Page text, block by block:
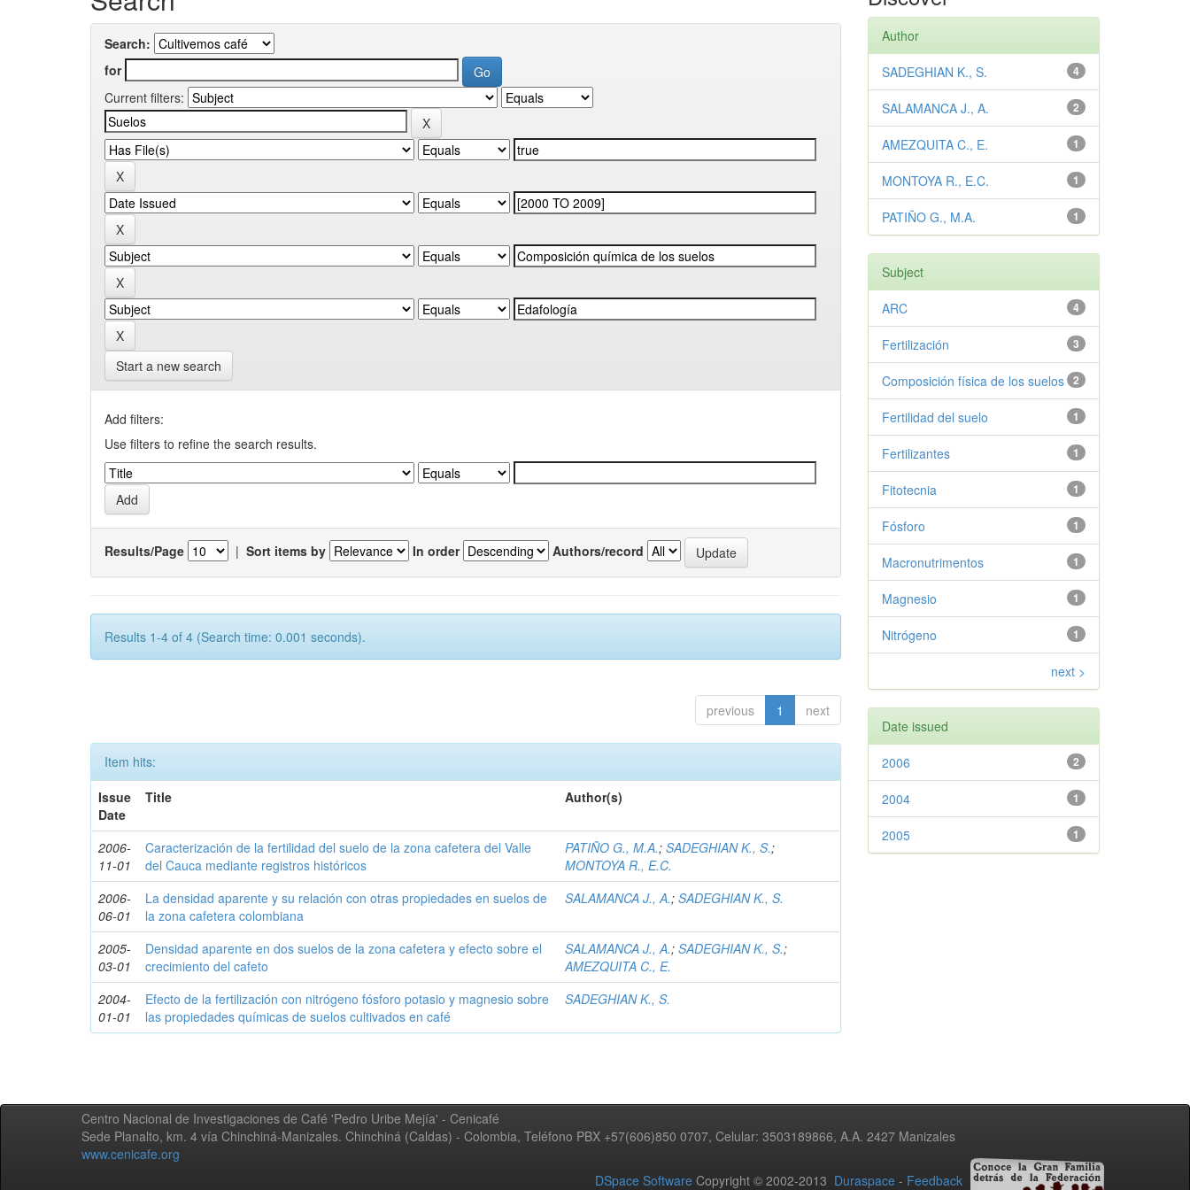
Search:
for
Current filters:
Start a new search
Add filters:
Use filters to refine the search results.
Results/Page | Sort items by In order Authors/record
Results 1-4 of 4 (Search time: 0.001 seconds).
previous 1 next
Item hits:
Issue
Date
Title Author(s)
2006-
11-01
Caracterización de la fertilidad del suelo de la zona cafetera del Valle
del Cauca mediante registros históricos
PATIÑO G., M.A.;SADEGHIAN K., S.;
MONTOYA R., E.C.
2006-
06-01
La densidad aparente y su relación con otras propiedades en suelos de
la zona cafetera colombiana
SALAMANCA J., A.;SADEGHIAN K., S.
2005-
03-01
Densidad aparente en dos suelos de la zona cafetera y efecto sobre el
crecimiento del cafeto
SALAMANCA J., A.;SADEGHIAN K., S.;
AMEZQUITA C., E.
2004-
01-01
Efecto de la fertilización con nitrógeno fósforo potasio y magnesio sobre
las propiedades químicas de suelos cultivados en café
SADEGHIAN K., S.
Author
4
SADEGHIAN K., S.
2
SALAMANCA J., A.
1
AMEZQUITA C., E.
1
MONTOYA R., E.C.
1
PATIÑO G., M.A.
Subject
4
ARC
3
Fertilización
2
Composición física de los suelos
1
Fertilidad del suelo
1
Fertilizantes
1
Fitotecnia
1
Fósforo
1
Macronutrimentos
1
Magnesio
1
Nitrógeno
next >
Date issued
2
2006
1
2004
1
2005
Centro Nacional de Investigaciones de Café 'Pedro Uribe Mejía' - Cenicafé
Sede Planalto, km. 4 vía Chinchiná-Manizales. Chinchiná (Caldas) - Colombia, Teléfono PBX +57(606)850 0707, Celular: 3503189866, A.A. 2427 Manizales
www.cenicafe.org
DSpace Software Copyright © 2002-2013 Duraspace - Feedback